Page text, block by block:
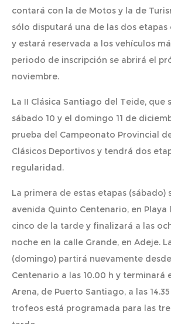
contará con la de Motos y la de
sólo disputará una de las dos
y estará reservada a los vehículos
periodo de inscripción se abrirá el
noviembre.
La II Clásica Santiago del Teide, que
sábado 10 y el domingo 11 de
prueba del Campeonato Provincial
Clásicos Deportivos y tendrá dos
regularidad.
La primera de estas etapas (sábado)
avenida Quinto Centenario, en Playa
cinco de la tarde y finalizará a las
noche en la calle Grande, en Adeje.
(domingo) partirá nuevamente
Centenario a las 10.00 h y terminará
Arena, de Puerto Santiago, a las
trofeos está programada para las